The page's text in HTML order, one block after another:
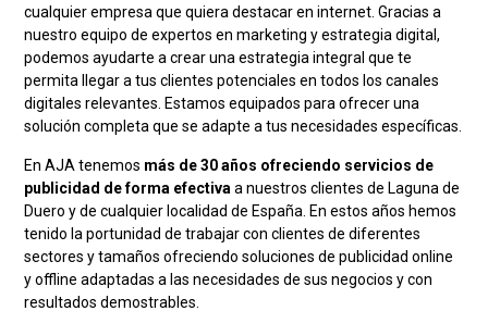
cualquier empresa que quiera destacar en internet. Gracias a
nuestro equipo de expertos en marketing y estrategia digital,
podemos ayudarte a crear una estrategia integral que te
permita llegar a tus clientes potenciales en todos los canales
digitales relevantes. Estamos equipados para ofrecer una
solución completa que se adapte a tus necesidades específicas.
En AJA tenemos más de 30 años ofreciendo servicios de
publicidad de forma efectiva a nuestros clientes de Laguna de
Duero y de cualquier localidad de España. En estos años hemos
tenido la portunidad de trabajar con clientes de diferentes
sectores y tamaños ofreciendo soluciones de publicidad online
y offline adaptadas a las necesidades de sus negocios y con
resultados demostrables.